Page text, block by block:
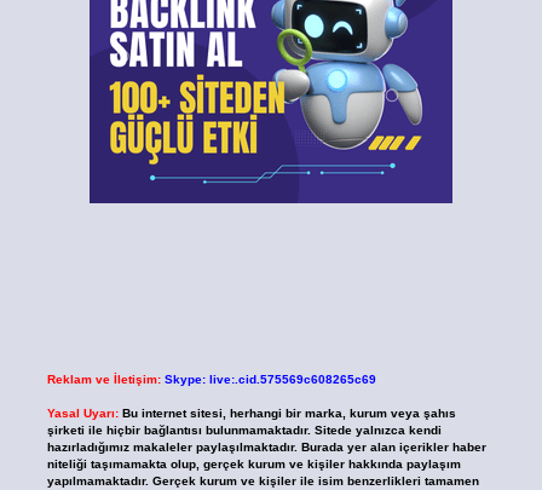
Reklam ve İletişim: Skype: live:.cid.575569c608265c69
Yasal Uyarı: Bu internet sitesi, herhangi bir marka, kurum veya şahıs
şirketi ile hiçbir bağlantısı bulunmamaktadır. Sitede yalnızca kendi
hazırladığımız makaleler paylaşılmaktadır. Burada yer alan içerikler haber
niteliği taşımamakta olup, gerçek kurum ve kişiler hakkında paylaşım
yapılmamaktadır. Gerçek kurum ve kişiler ile isim benzerlikleri tamamen